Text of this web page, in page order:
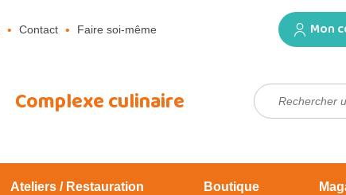
Contact Faire soi-même Mon
Complexe culinaire Rechercher :
Ateliers / Restauration Boutique